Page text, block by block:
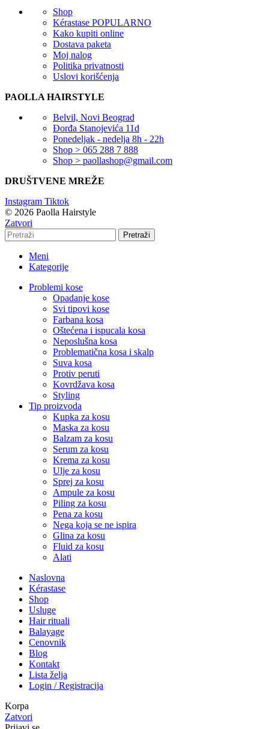
Shop
Kérastase POPULARNO
Kako kupiti online
Dostava paketa
Moj nalog
Politika privatnosti
Uslovi korišćenja
PAOLLA HAIRSTYLE
Belvil, Novi Beograd
Đorđa Stanojevića 11d
Ponedeljak - nedelja 8h - 22h
Shop > 065 288 7 888
Shop > paollashop@gmail.com
DRUŠTVENE MREŽE
Instagram Tiktok
© 2026 Paolla Hairstyle
Zatvori
Pretraži
Meni
Kategorije
Problemi kose
Opadanje kose
Svi tipovi kose
Farbana kosa
Oštećena i ispucala kosa
Neposlušna kosa
Problematična kosa i skalp
Suva kosa
Protiv peruti
Kovrdžava kosa
Styling
Tip proizvoda
Kupka za kosu
Maska za kosu
Balzam za kosu
Serum za kosu
Krema za kosu
Ulje za kosu
Sprej za kosu
Ampule za kosu
Piling za kosu
Pena za kosu
Nega koja se ne ispira
Glina za kosu
Fluid za kosu
Alati
Naslovna
Kérastase
Shop
Usluge
Hair rituali
Balayage
Cenovnik
Blog
Kontakt
Lista želja
Login / Registracija
Korpa
Zatvori